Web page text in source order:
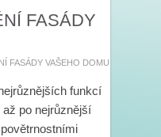
FASÁDY
FASÁDY VAŠEHO DOMU
funkcí
po nejrůznější